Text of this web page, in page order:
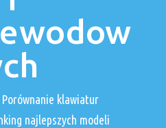
Porównanie klawiatur
najlepszych modeli